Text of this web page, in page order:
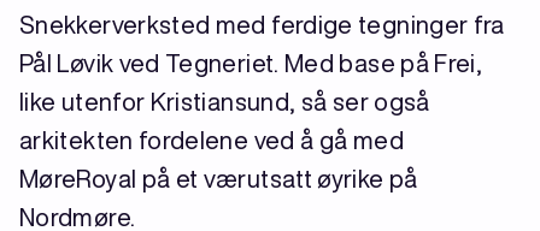
Snekkerverksted med ferdige tegninger fra
Pål Løvik ved Tegneriet. Med base på Frei,
like utenfor Kristiansund, så ser også
arkitekten fordelene ved å gå med
MøreRoyal på et værutsatt øyrike på
Nordmøre.